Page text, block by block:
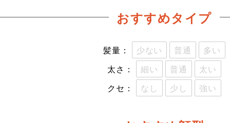
おすすめタイプ
髪量： 少ない 普通
多い
太さ：
細い 普通
太い
クセ：
なし 少し 強い